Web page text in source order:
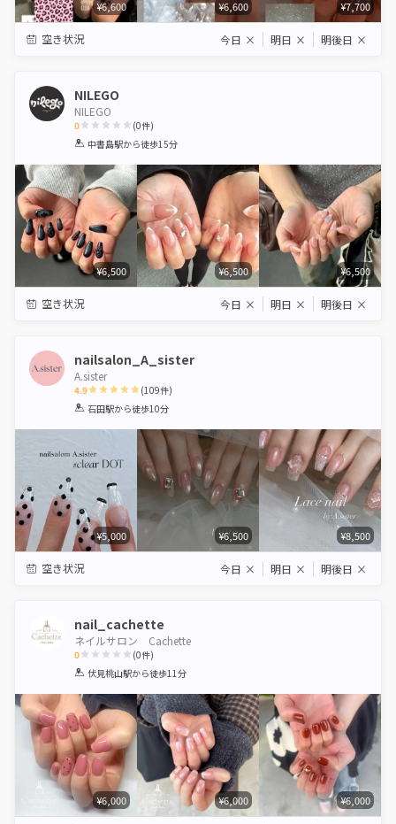
¥6,600 ¥6,600 ¥7,700
空き状況 今日 × 明日 × 明後日 ×
NILEGO
NILEGO
0
1 2 3 4 5
(0件)
中書島駅から徒歩15分
¥6,500 ¥6,500 ¥6,500
空き状況 今日 × 明日 × 明後日 ×
nailsalon_A_sister
A.sister
4.9
1 2 3 4 5
(109件)
石田駅から徒歩10分
¥5,000 ¥6,500 ¥8,500
空き状況 今日 × 明日 × 明後日 ×
nail_cachette
ネイルサロン Cachette
0
1 2 3 4 5
(0件)
伏見桃山駅から徒歩11分
¥6,000 ¥6,000 ¥6,000